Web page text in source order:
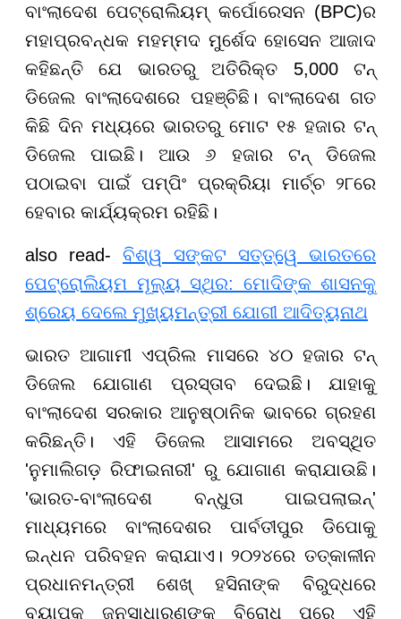
ବାଂଲାଦେଶ ପେଟ୍ରୋଲିୟମ୍ କର୍ପୋରେସନ (BPC)ର
ମହାପ୍ରବନ୍ଧକ ମହମ୍ମଦ ମୁର୍ଶେଦ ହୋସେନ ଆଜାଦ
କହିଛନ୍ତି ଯେ ଭାରତରୁ ଅତିରିକ୍ତ 5,000 ଟନ୍
ଡିଜେଲ ବାଂଲାଦେଶରେ ପହଞ୍ଚିଛି। ବାଂଲାଦେଶ ଗତ
କିଛି ଦିନ ମଧ୍ୟରେ ଭାରତରୁ ମୋଟ ୧୫ ହଜାର ଟନ୍
ଡିଜେଲ ପାଇଛି। ଆଉ ୬ ହଜାର ଟନ୍ ଡିଜେଲ
ପଠାଇବା ପାଇଁ ପମ୍ପିଂ ପ୍ରକ୍ରିୟା ମାର୍ଚ୍ଚ ୨୮ରେ
ହେବାର କାର୍ଯ୍ୟକ୍ରମ ରହିଛି।
also read- ବିଶ୍ୱ ସଙ୍କଟ ସତ୍ତ୍ୱେ ଭାରତରେ
ପେଟ୍ରୋଲିୟମ ମୂଲ୍ୟ ସ୍ଥିର: ମୋଦିଙ୍କ ଶାସନକୁ
ଶ୍ରେୟ ଦେଲେ ମୁଖ୍ୟମନ୍ତ୍ରୀ ଯୋଗୀ ଆଦିତ୍ୟନାଥ
ଭାରତ ଆଗାମୀ ଏପ୍ରିଲ ମାସରେ ୪୦ ହଜାର ଟନ୍
ଡିଜେଲ ଯୋଗାଣ ପ୍ରସ୍ତାବ ଦେଇଛି। ଯାହାକୁ
ବାଂଲାଦେଶ ସରକାର ଆନୁଷ୍ଠାନିକ ଭାବରେ ଗ୍ରହଣ
କରିଛନ୍ତି। ଏହି ଡିଜେଲ ଆସାମରେ ଅବସ୍ଥିତ
'ନୁମାଲିଗଡ଼ ରିଫାଇନାରୀ' ରୁ ଯୋଗାଣ କରାଯାଉଛି।
'ଭାରତ-ବାଂଲାଦେଶ ବନ୍ଧୁତା ପାଇପଲାଇନ୍'
ମାଧ୍ୟମରେ ବାଂଲାଦେଶର ପାର୍ବତୀପୁର ଡିପୋକୁ
ଇନ୍ଧନ ପରିବହନ କରାଯାଏ। ୨୦୨୪ରେ ତତ୍କାଳୀନ
ପ୍ରଧାନମନ୍ତ୍ରୀ ଶେଖ୍ ହସିନାଙ୍କ ବିରୁଦ୍ଧରେ
ବ୍ୟାପକ ଜନସାଧାରଣଙ୍କ ବିରୋଧ ପରେ ଏହି